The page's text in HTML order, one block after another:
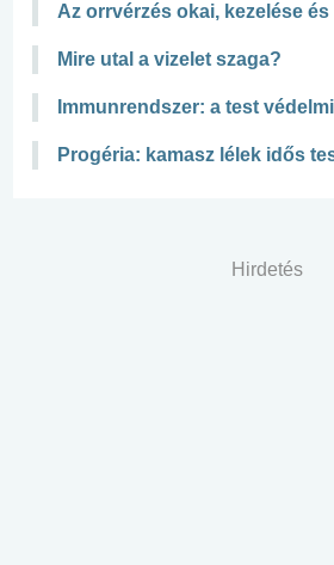
Az orrvérzés okai, kezelése
Mire utal a vizelet szaga?
Immunrendszer: a test
Progéria: kamasz lélek idős
Hirdetés